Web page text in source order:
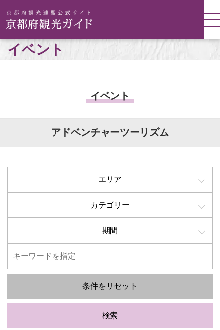
イベント
イベント
アドベンチャーツーリズム
エリア
カテゴリー
期間
条件をリセット
検索